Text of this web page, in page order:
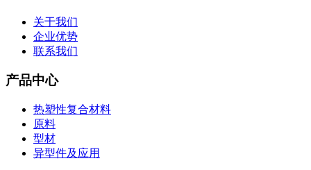
关于我们
企业优势
联系我们
产品中心
热塑性复合材料
原料
型材
异型件及应用